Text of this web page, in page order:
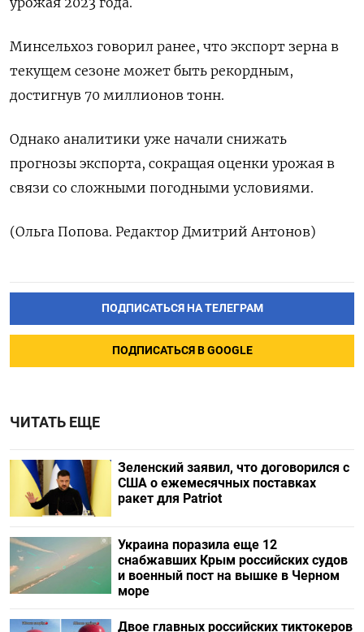
Минсельхоз говорил ранее, что экспорт зерна в
текущем сезоне может быть рекордным,
достигнув 70 миллионов тонн.
Однако аналитики уже начали снижать
прогнозы экспорта, сокращая оценки урожая в
связи со сложными погодными условиями.
(Ольга Попова. Редактор Дмитрий Антонов)
ПОДПИСАТЬСЯ НА ТЕЛЕГРАМ
ПОДПИСАТЬСЯ В GOOGLE
ЧИТАТЬ ЕЩЕ
Зеленский заявил, что договорился с
США о ежемесячных поставках
ракет для Patriot
Украина поразила еще 12
снабжавших Крым российских судов
и военный пост на вышке в Черном
море
Двое главных российских тиктокеров